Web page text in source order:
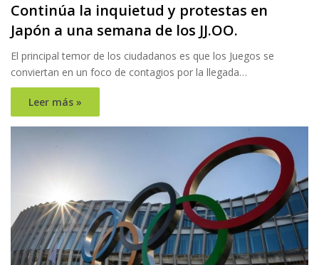
Continúa la inquietud y protestas en
Japón a una semana de los JJ.OO.
El principal temor de los ciudadanos es que los Juegos se
conviertan en un foco de contagios por la llegada…
Leer más »